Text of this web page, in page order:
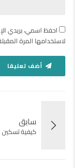
احفظ اسمي، بريدي
لاستخدامها المرة
أضف تعليقا
سابق
كيفية تسكين